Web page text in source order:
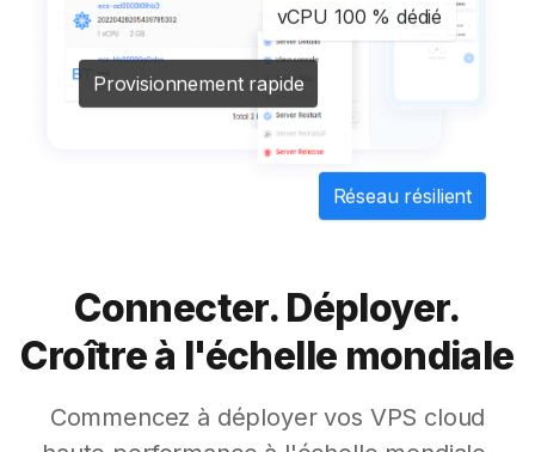
vCPU 100 % dédié
Provisionnement rapide
Réseau résilient
Connecter. Déployer.
Croître à l'échelle mondiale
Commencez à déployer vos VPS cloud